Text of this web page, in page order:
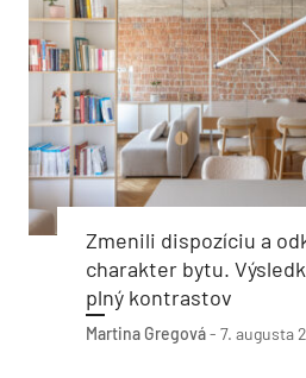
Zmenili dispozíciu a
charakter bytu.
plný kontrastov
Martina Gregová- 7. augusta